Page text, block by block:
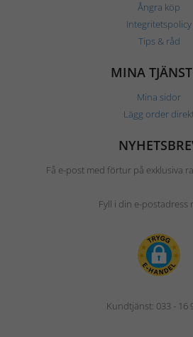
Ångra köp
Integritetspolicy
Tips & råd
MINA
Mina sidor
Lägg order
Få e-post med förtur på exklusiva
Fyll i din e-postadress
Kundtjänst: 033 - 16